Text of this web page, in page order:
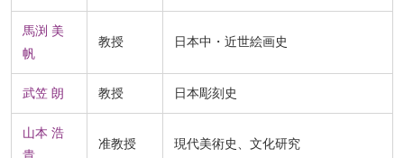
馬渕 美
帆
教授 日本中・近世絵画史
武笠 朗 教授 日本彫刻史
山本 浩
准教授 現代美術史、文化研究